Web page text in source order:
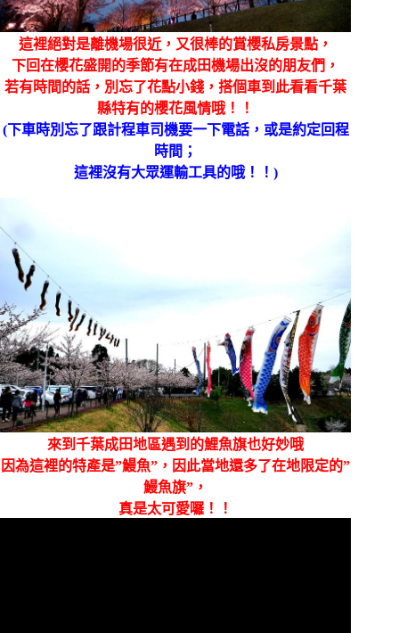
這裡絕對是離機場很近，又很棒的賞櫻私房景點，
下回在櫻花盛開的季節有在成田機場出沒的朋友們，
若有時間的話，別忘了花點小錢，搭個車到此看看千葉
縣特有的櫻花風情哦！！
(下車時別忘了跟計程車司機要一下電話，或是約定回程
時間；
這裡沒有大眾運輸工具的哦！！)
來到千葉成田地區遇到的鯉魚旗也好妙哦
因為這裡的特產是”鰻魚”，因此當地還多了在地限定的”
鰻魚旗”，
真是太可愛囉！！